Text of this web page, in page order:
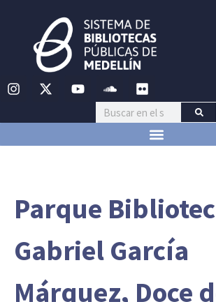
Parque
Gabriel García
Márquez, Doce